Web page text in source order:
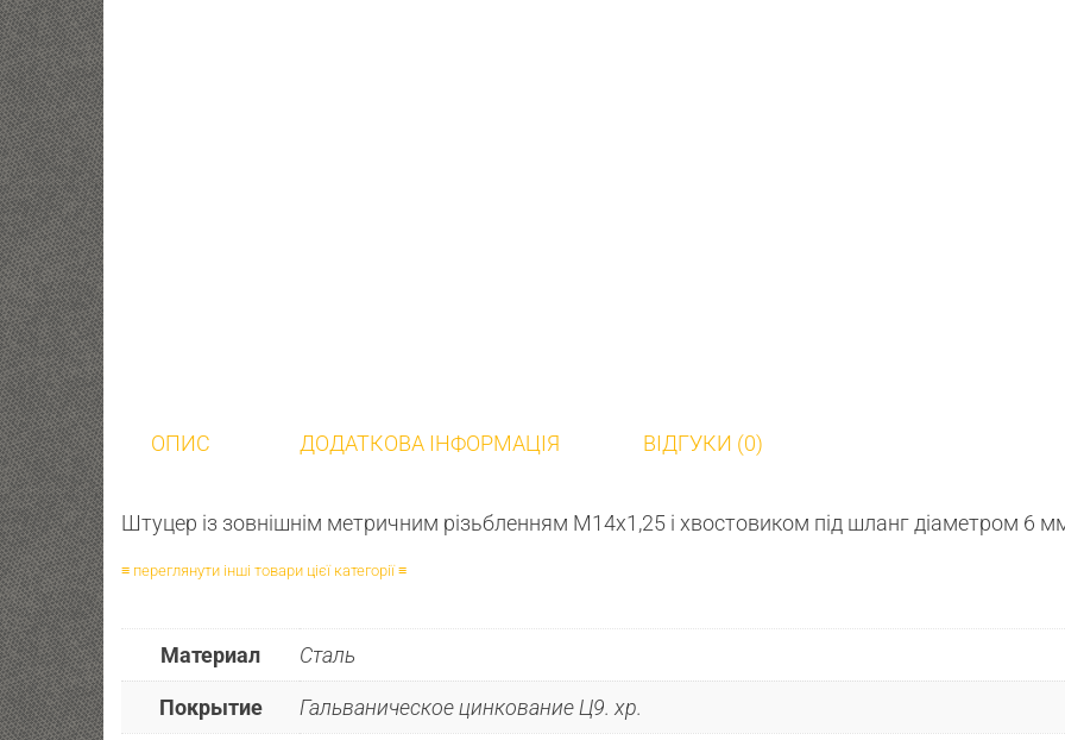
ОПИС ДОДАТКОВА ІНФОРМАЦІЯ ВІДГУКИ (0)
Штуцер із зовнішнім метричним різьбленням М14х1,25 і хвостовиком під шланг діаметром 6
≡ переглянути інші товари цієї категорії ≡
Материал Сталь
Покрытие Гальваническое цинкование Ц9. хр.